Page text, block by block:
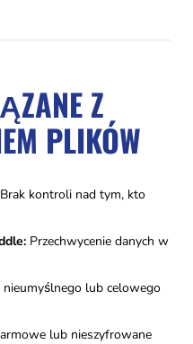
Z
PLIKÓW
Brak kontroli nad tym, kto
Przechwycenie danych w
lub celowego
lub nieszyfrowane